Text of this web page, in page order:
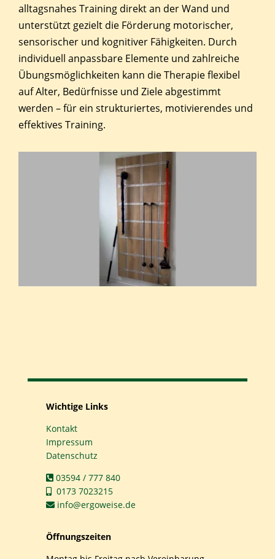
alltagsnahes Training direkt an der Wand und
unterstützt gezielt die Förderung motorischer,
sensorischer und kognitiver Fähigkeiten. Durch
individuell anpassbare Elemente und zahlreiche
Übungsmöglichkeiten kann die Therapie flexibel
auf Alter, Bedürfnisse und Ziele abgestimmt
werden – für ein strukturiertes, motivierendes und
effektives Training.
Wichtige Links
Kontakt
Impressum
Datenschutz
03594 / 777 840
0173 7023215
info@ergoweise.de
Öffnungszeiten